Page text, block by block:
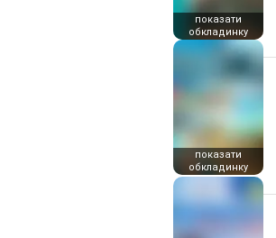
показати
обкладинку
показати
обкладинку